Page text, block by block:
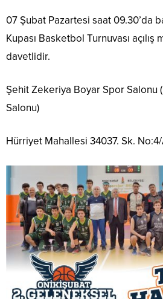
07 Şubat Pazartesi saat 09.30’da
Kupası Basketbol Turnuvası açılış
davetlidir.
Şehit Zekeriya Boyar Spor Salonu
Salonu)
Hürriyet Mahallesi 34037. Sk.